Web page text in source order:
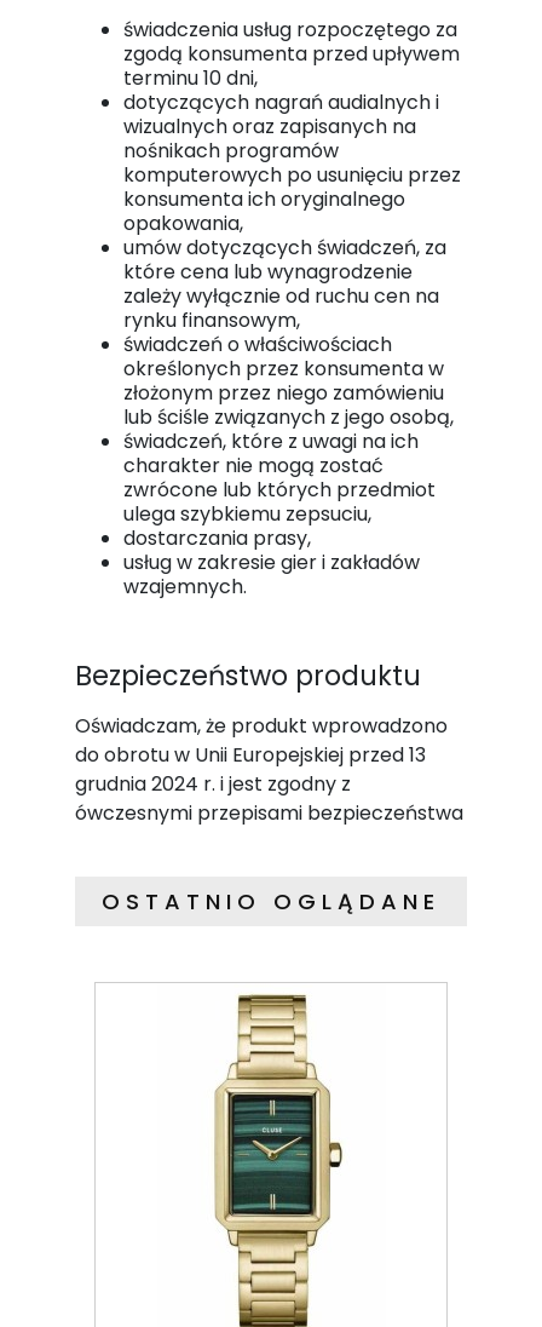
świadczenia usług rozpoczętego za
zgodą konsumenta przed upływem
terminu 10 dni,
dotyczących nagrań audialnych i
wizualnych oraz zapisanych na
nośnikach programów
komputerowych po usunięciu przez
konsumenta ich oryginalnego
opakowania,
umów dotyczących świadczeń, za
które cena lub wynagrodzenie
zależy wyłącznie od ruchu cen na
rynku finansowym,
świadczeń o właściwościach
określonych przez konsumenta w
złożonym przez niego zamówieniu
lub ściśle związanych z jego osobą,
świadczeń, które z uwagi na ich
charakter nie mogą zostać
zwrócone lub których przedmiot
ulega szybkiemu zepsuciu,
dostarczania prasy,
usług w zakresie gier i zakładów
wzajemnych.
Bezpieczeństwo produktu
Oświadczam, że produkt wprowadzono
do obrotu w Unii Europejskiej przed 13
grudnia 2024 r. i jest zgodny z
ówczesnymi przepisami bezpieczeństwa
OSTATNIO OGLĄDANE